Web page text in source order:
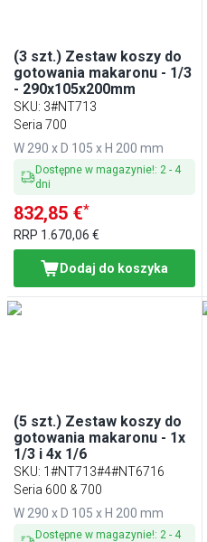
(3 szt.) Zestaw koszy do
gotowania makaronu - 1/3
- 290x105x200mm
SKU: 3#NT713
Seria 700
W 290 x D 105 x H 200 mm
Dostępne w magazynie!: 2 - 4
dni
832,85 €*
RRP 1.670,06 €
Dodaj do koszyka
(5 szt.) Zestaw koszy do
gotowania makaronu - 1x
1/3 i 4x 1/6
SKU: 1#NT713#4#NT6716
Seria 600 & 700
W 290 x D 105 x H 200 mm
Dostępne w magazynie!: 2 - 4